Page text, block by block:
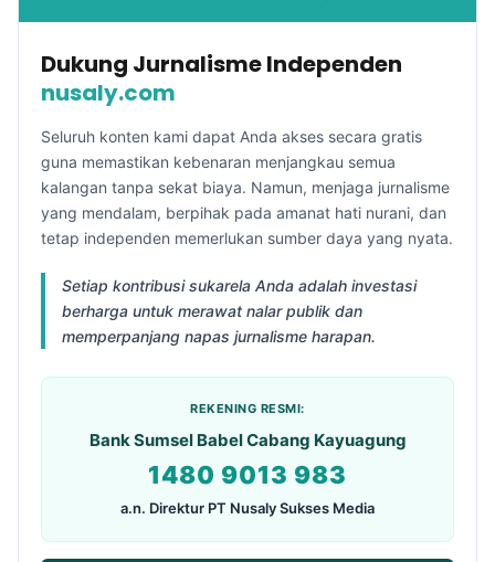
Dukung Jurnalisme Independen
nusaly.com
Seluruh konten kami dapat Anda akses secara gratis
guna memastikan kebenaran menjangkau semua
kalangan tanpa sekat biaya. Namun, menjaga jurnalisme
yang mendalam, berpihak pada amanat hati nurani, dan
tetap independen memerlukan sumber daya yang nyata.
Setiap kontribusi sukarela Anda adalah investasi
berharga untuk merawat nalar publik dan
memperpanjang napas jurnalisme harapan.
REKENING RESMI:
Bank Sumsel Babel Cabang Kayuagung
1480 9013 983
a.n. Direktur PT Nusaly Sukses Media